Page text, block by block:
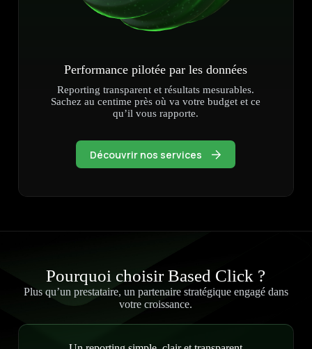
Performance pilotée par les données
Reporting transparent et résultats mesurables.
Sachez au centime près où va votre budget et ce
qu’il vous rapporte.
Découvrir nos services
Pourquoi choisir Based Click ?
Plus qu’un prestataire, un partenaire stratégique engagé dans
votre croissance.